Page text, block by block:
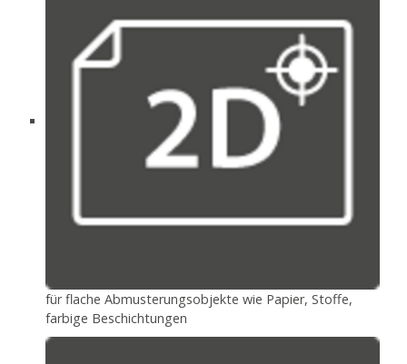
für flache Abmusterungsobjekte wie Papier, Stoffe,
farbige Beschichtungen